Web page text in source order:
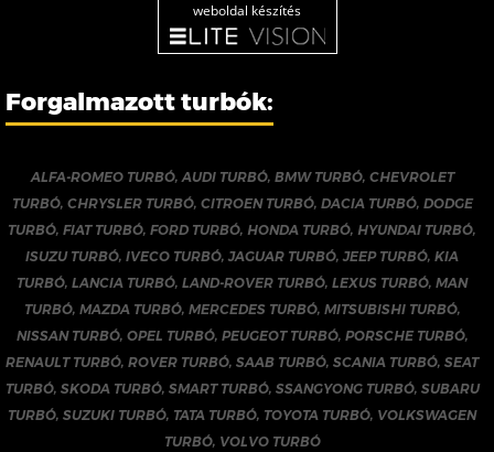
weboldal készítés
Forgalmazott turbók:
ALFA-ROMEO TURBÓ,AUDI TURBÓ, BMW TURBÓ, CHEVROLET
TURBÓ, CHRYSLER TURBÓ, CITROEN TURBÓ, DACIA TURBÓ, DODGE
TURBÓ,FIAT TURBÓ,FORD TURBÓ, HONDA TURBÓ, HYUNDAI TURBÓ,
ISUZU TURBÓ,IVECO TURBÓ,JAGUAR TURBÓ,JEEP TURBÓ,KIA
TURBÓ,LANCIA TURBÓ,LAND-ROVER TURBÓ,LEXUS TURBÓ,MAN
TURBÓ, MAZDA TURBÓ, MERCEDES TURBÓ, MITSUBISHI TURBÓ,
NISSAN TURBÓ, OPEL TURBÓ, PEUGEOT TURBÓ, PORSCHE TURBÓ,
RENAULT TURBÓ,ROVER TURBÓ,SAAB TURBÓ,SCANIA TURBÓ,SEAT
TURBÓ, SKODA TURBÓ, SMART TURBÓ, SSANGYONG TURBÓ, SUBARU
TURBÓ,SUZUKI TURBÓ, TATA TURBÓ, TOYOTA TURBÓ, VOLKSWAGEN
TURBÓ, VOLVO TURBÓ